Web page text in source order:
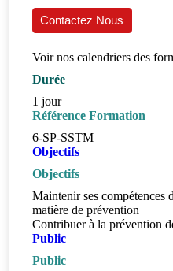
Contactez Nous
Voir nos calendriers des
Durée
1 jour
Référence Formation
6-SP-SSTM
Objectifs
Objectifs
Maintenir ses compétences
matière de prévention
Contribuer à la prévention
Public
Public